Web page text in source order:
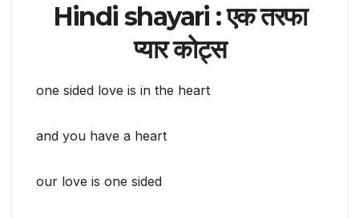
Hindi shayari : एक तरफा
प्यार कोट्स
one sided love is in the heart
and you have a heart
our love is one sided